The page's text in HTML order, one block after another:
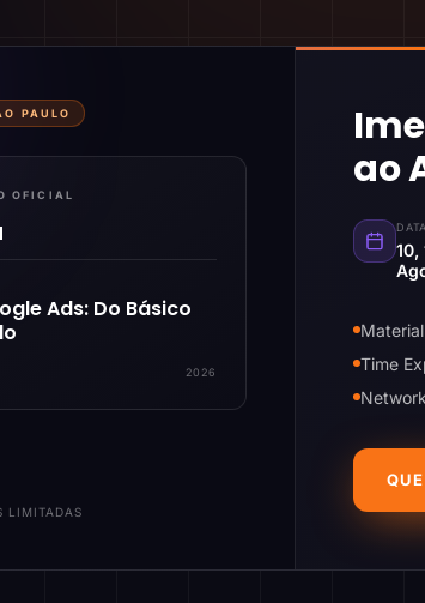
PAULO
OFICIAL
Ads: Do Básico
2026
LIMITADAS
ao
10,
Time